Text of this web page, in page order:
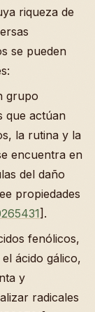
riqueza de
se pueden
grupo
que actúan
la rutina y la
encuentra en
del daño
propiedades
].
fenólicos,
ácido gálico,
y
radicales